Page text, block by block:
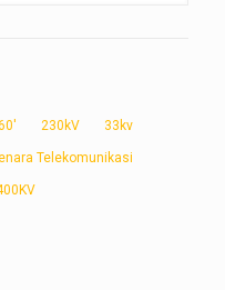
230kV 33kv
Telekomunikasi